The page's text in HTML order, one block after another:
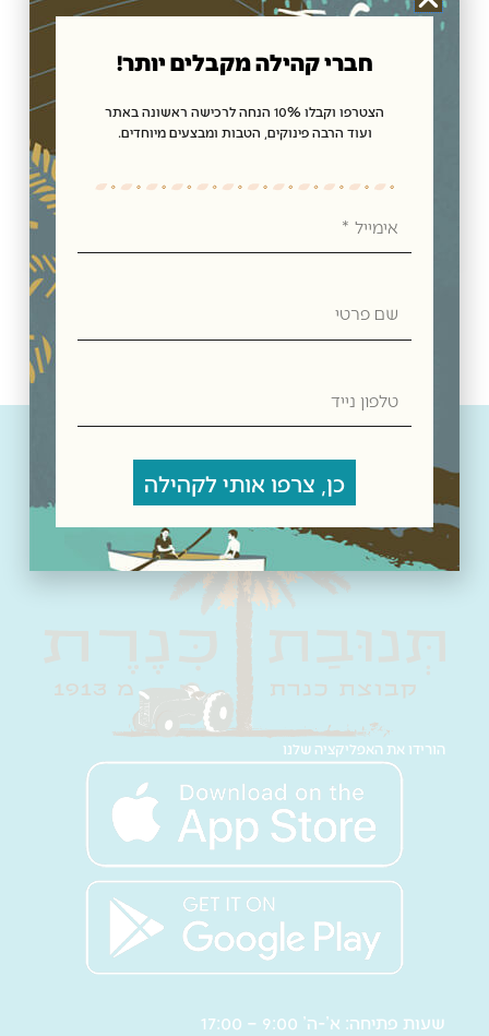
₪ 74.00
הורידו את האפליקציה שלנו
שעות פתיחה: א’-ה’ 9:00 – 17:00
חברי קהילה מקבלים יותר!
הצטרפו וקבלו 10% הנחה לרכישה ראשונה באתר
ועוד הרבה פינוקים, הטבות ומבצעים מיוחדים.
פרטי
נייד
כן, צרפו אותי לקהילה